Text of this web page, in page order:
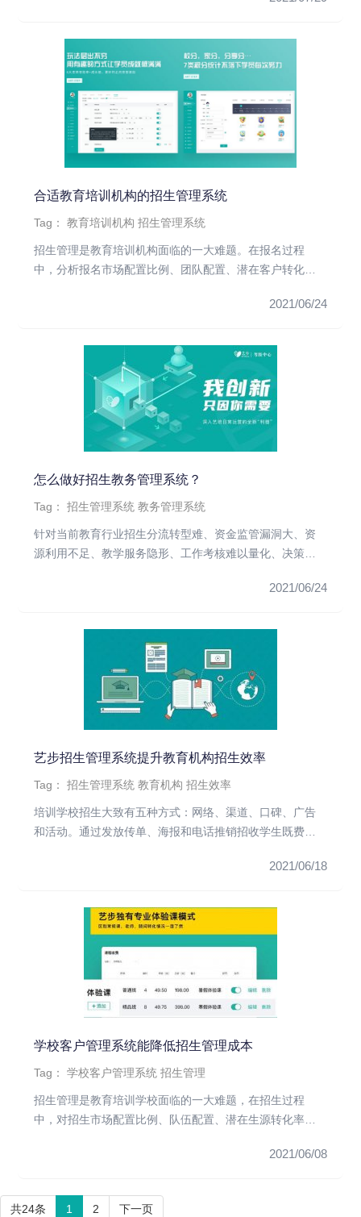
合适教育培训机构的招生管理系统
Tag：教育培训机构 招生管理系统
招生管理是教育培训机构面临的一大难题。在报名过程
中，分析报名市场配置比例、团队配置、潜在客户转化
2021/06/24
怎么做好招生教务管理系统？
Tag：招生管理系统 教务管理系统
针对当前教育行业招生分流转型难、资金监管漏洞大、资
源利用不足、教学服务隐形、工作考核难以量化、决策分
2021/06/24
艺步招生管理系统提升教育机构招生效率
Tag：招生管理系统 教育机构 招生效率
培训学校招生大致有五种方式：网络、渠道、口碑、广告
和活动。通过发放传单、海报和电话推销招收学生既费时
2021/06/18
学校客户管理系统能降低招生管理成本
Tag：学校客户管理系统 招生管理
招生管理是教育培训学校面临的一大难题，在招生过程
中，对招生市场配置比例、队伍配置、潜在生源转化率、
2021/06/08
共24条 1 2 下一页